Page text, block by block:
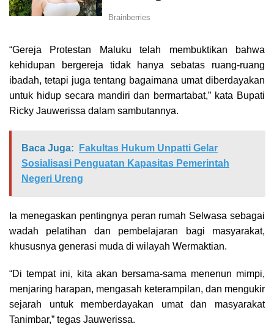
“Gereja Protestan Maluku telah membuktikan bahwa
kehidupan bergereja tidak hanya sebatas ruang-ruang
ibadah, tetapi juga tentang bagaimana umat diberdayakan
untuk hidup secara mandiri dan bermartabat,” kata Bupati
Ricky Jauwerissa dalam sambutannya.
Baca Juga:
Fakultas Hukum Unpatti Gelar
Sosialisasi Penguatan Kapasitas Pemerintah
Negeri Ureng
Ia menegaskan pentingnya peran rumah Selwasa sebagai
wadah pelatihan dan pembelajaran bagi masyarakat,
khususnya generasi muda di wilayah Wermaktian.
“Di tempat ini, kita akan bersama-sama menenun mimpi,
menjaring harapan, mengasah keterampilan, dan mengukir
sejarah untuk memberdayakan umat dan masyarakat
Tanimbar,” tegas Jauwerissa.